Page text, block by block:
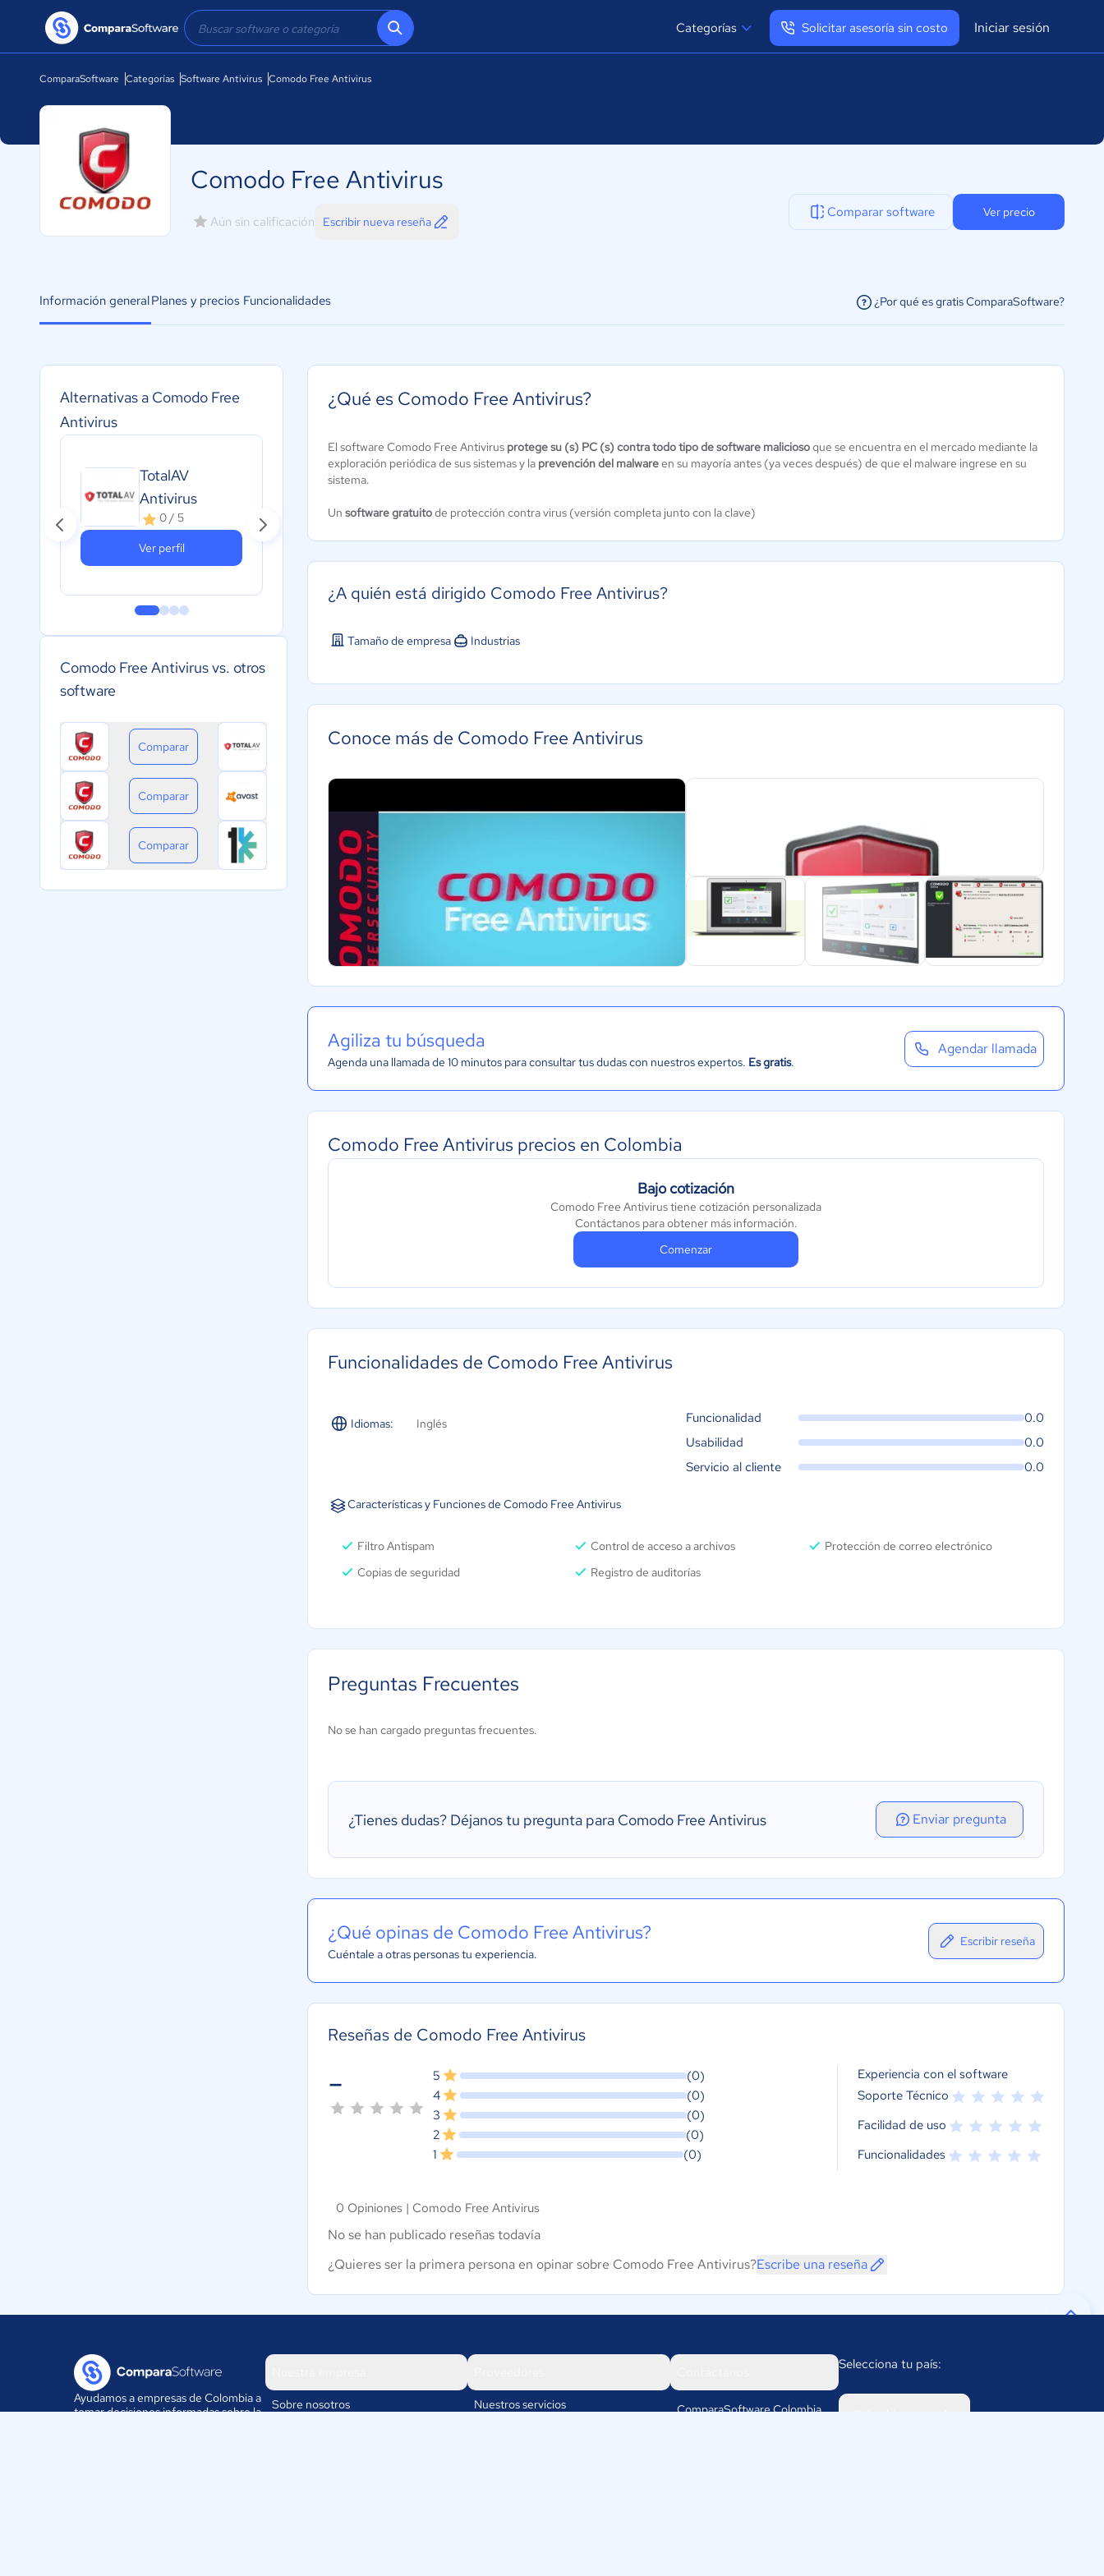
Categorías Solicitar asesoría sin costo Iniciar sesión
ComparaSoftware Categorías Software Antivirus Comodo Free Antivirus
Comodo Free Antivirus
Aún sin calificación Escribir nueva reseña
Comparar software Ver precio
Información generalPlanes y precios Funcionalidades ¿Por qué es gratis ComparaSoftware?
Alternativas a Comodo Free
Antivirus
TotalAV
Antivirus
0 / 5
Ver perfil
Avast Antivirus
calificación
Emsisoft
Comodo Free Antivirus vs. otros
software
Comparar
Comparar
Comparar
¿Qué es Comodo Free Antivirus?
El software Comodo Free Antivirus protege su (s) PC (s) contra todo tipo de software maliciosoque se encuentra en el mercado mediante la
exploración periódica de sus sistemas y la prevención del malwareen su mayoría antes (ya veces después) de que el malware ingrese en su
sistema.
Un software gratuitode protección contra virus (versión completa junto con la clave)
¿A quién está dirigido Comodo Free Antivirus?
Tamaño de empresa Industrias
Conoce más de Comodo Free Antivirus
Agiliza tu búsqueda
Agenda una llamada de 10 minutos para consultar tus dudas con nuestros expertos. Es gratis.
Agendar llamada
Comodo Free Antivirus precios en Colombia
Bajo cotización
Comodo Free Antivirus tiene cotización personalizada
Contáctanos para obtener más información.
Comenzar
Funcionalidades de Comodo Free Antivirus
Idiomas: Inglés Funcionalidad
0.0
Usabilidad
0.0
Servicio al cliente
0.0
Características y Funciones de Comodo Free Antivirus
Filtro Antispam Control de acceso a archivos
Protección de correo electrónico
Copias de seguridad
Registro de auditorías
Preguntas Frecuentes
No se han cargado preguntas frecuentes.
¿Tienes dudas? Déjanos tu pregunta para Comodo Free Antivirus Enviar pregunta
¿Qué opinas de Comodo Free Antivirus?
Cuéntale a otras personas tu experiencia.
Escribir reseña
Reseñas de Comodo Free Antivirus
- 5
(0)
4
(0)
3
(0)
2
(0)
1
(0)
Experiencia con el software
Soporte Técnico
Facilidad de uso
Funcionalidades
0 Opiniones | Comodo Free Antivirus
No se han publicado reseñas todavía
¿Quieres ser la primera persona en opinar sobre Comodo Free Antivirus?Escribe una reseña
Ayudamos a empresas de Colombia a
tomar decisiones informadas sobre la
Sobre nosotros
Nuestros servicios
ComparaSoftware Colombia
Selecciona tu país: